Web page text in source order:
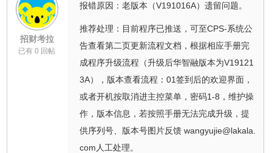
招财考拉
已有 0 回帖
报错原因：老版本（V191016A）遗留问题。
推荐处理：目前程序已推送，可至CPS-系统公
告查看第二页更新流程文档，根据相应手册完
成程序升级流程（升级后华智融版本为V19121
3A），版本查看流程：01签到后的欢迎界面，
或者开机按取消进主控菜单，密码1-8，维护操
作，版本信息，若按照手册无法完成升级，提
供序列号、版本号图片反馈 wangyujie@lakala.
com人工处理。